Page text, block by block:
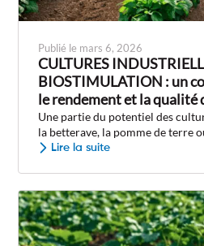
Publié le mars 6, 2026
CULTURES
BIOSTIMULATION : un
le rendement et la qualité
Une partie du potentiel des
la betterave, la pomme de terre
Lire la suite